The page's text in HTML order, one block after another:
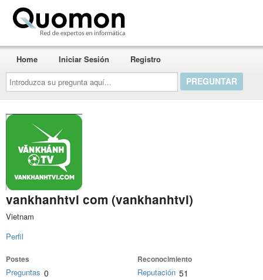
Introduzca
su
pregunta
aquí...
Home Iniciar Sesión Registro
vankhanhtvi com (vankhanhtvi)
Vietnam
Perfil
Postes
Preguntas 0
Reconocimiento
Reputación 51